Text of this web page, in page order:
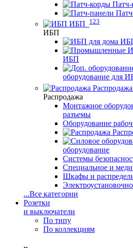
ИБП
123
ИБП
ИБП
оборудование для
Распродажа
Распродажа
Монтажное
разъемы
Оборудование
оборудование
Системы
Специальное и
Шкафы и
...Все категории
Розетки
и выключатели
По типу
По коллекциям